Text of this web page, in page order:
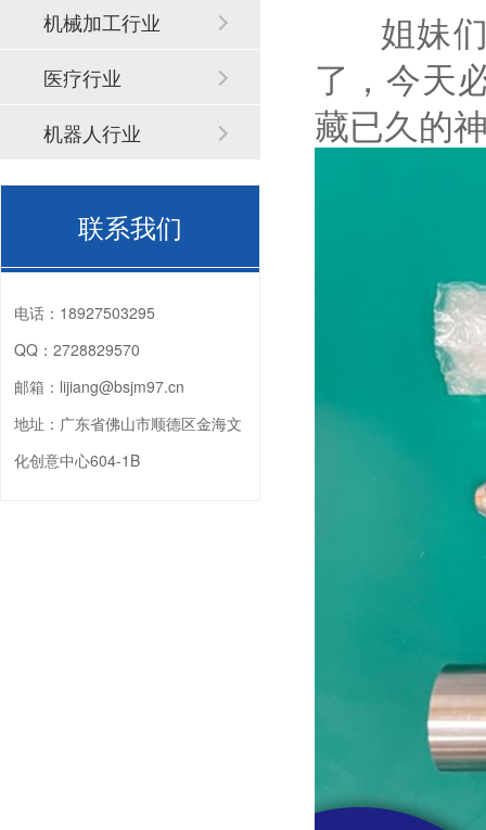
姐妹们
了，今天
藏已久的
机械加工行业
医疗行业
机器人行业
联系我们
电话： 18927503295
QQ： 2728829570
邮箱： lijiang@bsjm97.cn
地址： 广东省佛山市顺德区金海文
化创意中心604-1B